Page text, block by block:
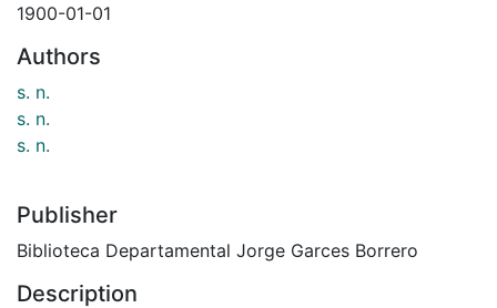
1900-01-01
Authors
s. n.
s. n.
s. n.
Publisher
Biblioteca Departamental Jorge Garces Borrero
Description